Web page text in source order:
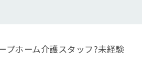
プホーム介護スタッフ?未経験